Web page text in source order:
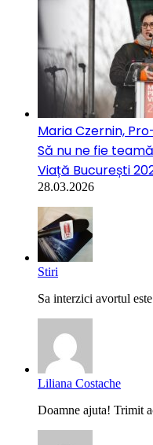
Maria Czernin,
Să nu ne fie
Viață București
28.03.2026
Stiri
Sa interzici avortul
Liliana Costache
Doamne ajuta! Trimit